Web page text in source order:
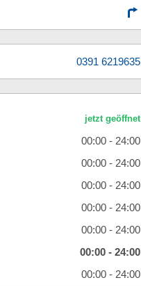
00:00 - 24:00
00:00 - 24:00
00:00 - 24:00
00:00 - 24:00
00:00 - 24:00
00:00 - 24:00
00:00 - 24:00